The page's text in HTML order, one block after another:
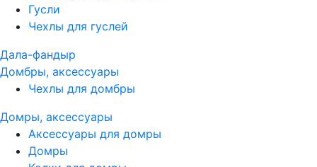
Гусли
Чехлы для гуслей
Дала-фандыр
Домбры, аксессуары
Чехлы для домбры
Домры, аксессуары
Аксессуары для домры
Домры